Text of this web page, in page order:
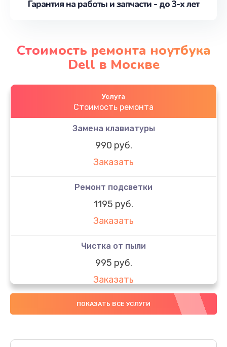
Гарантия на работы и запчасти - до 3-х лет
Стоимость ремонта ноутбука
Dell в Москве
Услуга
Стоимость ремонта
Замена клавиатуры
990 руб.
Заказать
Ремонт подсветки
1195 руб.
Заказать
Чистка от пыли
995 руб.
Заказать
Настройка Wi-Fi
Заказать
ПОКАЗАТЬ ВСЕ УСЛУГИ